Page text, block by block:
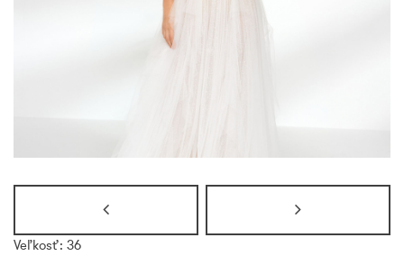
Veľkosť: 36